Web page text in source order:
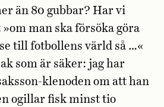
än 80 gubbar? Har vi
man ska försöka göra
till fotbollens värld så …«
som är säker: jag har
klenoden om att han
ogillar fisk minst tio